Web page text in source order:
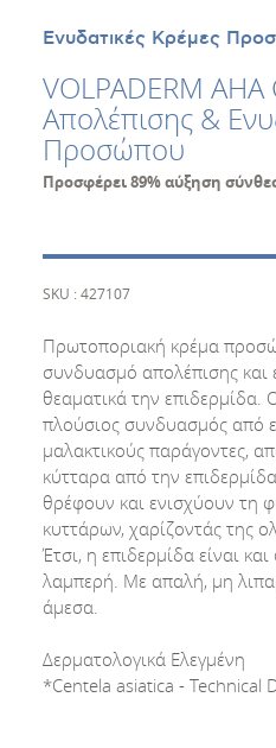
Ενυδατικές Κρέμες
VOLPADERM
Απολέπισης &
Προσώπου
Προσφέρει 89% αύξηση
SKU : 427107
Πρωτοποριακή κρέμα
συνδυασμό απολέπισης
θεαματικά την επιδερμίδα.
πλούσιος συνδυασμός από
μαλακτικούς παράγοντες,
κύτταρα από την
θρέφουν και ενισχύουν τη
κυττάρων, χαρίζοντάς της
Έτσι, η επιδερμίδα είναι
λαμπερή. Με απαλή, μη
άμεσα.
Δερματολογικά Ελεγμένη
*Centela asiatica - Technical